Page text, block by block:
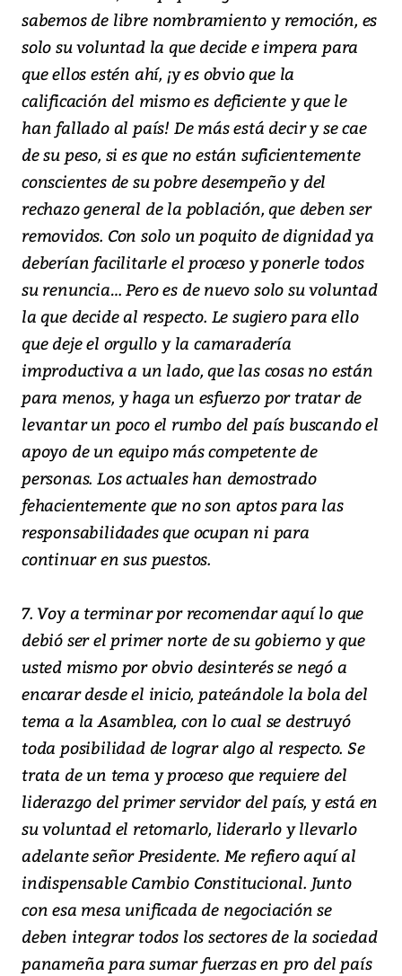
sabemos de libre nombramiento y remoción, es
solo su voluntad la que decide e impera para
que ellos estén ahí, ¡y es obvio que la
calificación del mismo es deficiente y que le
han fallado al país! De más está decir y se cae
de su peso, si es que no están suficientemente
conscientes de su pobre desempeño y del
rechazo general de la población, que deben ser
removidos. Con solo un poquito de dignidad ya
deberían facilitarle el proceso y ponerle todos
su renuncia… Pero es de nuevo solo su voluntad
la que decide al respecto. Le sugiero para ello
que deje el orgullo y la camaradería
improductiva a un lado, que las cosas no están
para menos, y haga un esfuerzo por tratar de
levantar un poco el rumbo del país buscando el
apoyo de un equipo más competente de
personas. Los actuales han demostrado
fehacientemente que no son aptos para las
responsabilidades que ocupan ni para
continuar en sus puestos.
7. Voy a terminar por recomendar aquí lo que
debió ser el primer norte de su gobierno y que
usted mismo por obvio desinterés se negó a
encarar desde el inicio, pateándole la bola del
tema a la Asamblea, con lo cual se destruyó
toda posibilidad de lograr algo al respecto. Se
trata de un tema y proceso que requiere del
liderazgo del primer servidor del país, y está en
su voluntad el retomarlo, liderarlo y llevarlo
adelante señor Presidente. Me refiero aquí al
indispensable Cambio Constitucional. Junto
con esa mesa unificada de negociación se
deben integrar todos los sectores de la sociedad
panameña para sumar fuerzas en pro del país